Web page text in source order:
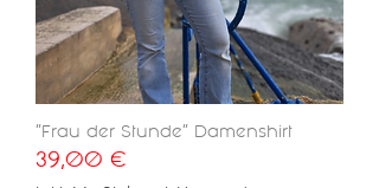
"Frau der Stunde" Damenshirt
Preis
39,00 €